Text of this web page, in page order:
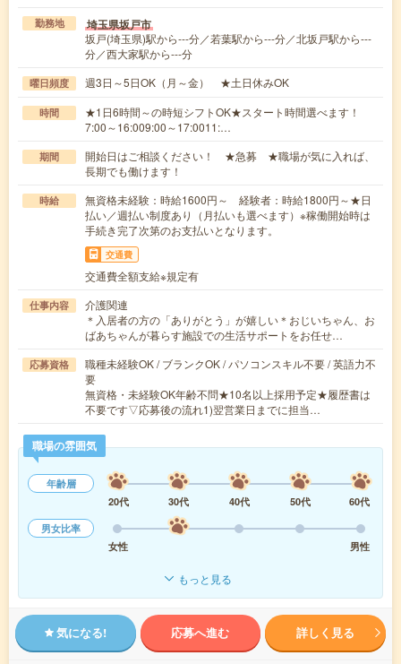
勤務地 埼玉県坂戸市
坂戸(埼玉県)駅から---分／若葉駅から---分／北坂戸駅から---
分／西大家駅から---分
曜日頻度 週3日～5日OK（月～金） ★土日休みOK
時間
★1日6時間～の時短シフトOK★スタート時間選べます！
7:00～16:009:00～17:0011:…
期間
開始日はご相談ください！ ★急募 ★職場が気に入れば、
長期でも働けます！
時給
無資格未経験：時給1600円～ 経験者：時給1800円～★日
払い／週払い制度あり（月払いも選べます）※稼働開始時は
手続き完了次第のお支払いとなります。
交通費
交通費全額支給※規定有
仕事内容
介護関連
＊入居者の方の「ありがとう」が嬉しい＊おじいちゃん、お
ばあちゃんが暮らす施設での生活サポートをお任せ…
応募資格
職種未経験OK / ブランクOK / パソコンスキル不要 / 英語力不
要
無資格・未経験OK年齢不問★10名以上採用予定★履歴書は
不要です▽応募後の流れ1)翌営業日までに担当…
職場の雰囲気
年齢層
20代
30代 40代 50代
60代
男女比率
女性
男性
もっと見る
気になる! 応募へ進む 詳しく見る